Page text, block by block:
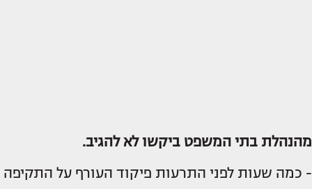
מהנהלת בתי המשפט ביקשו לא להגיב.
- כמה שעות לפני התרעות פיקוד העורף על התקיפה